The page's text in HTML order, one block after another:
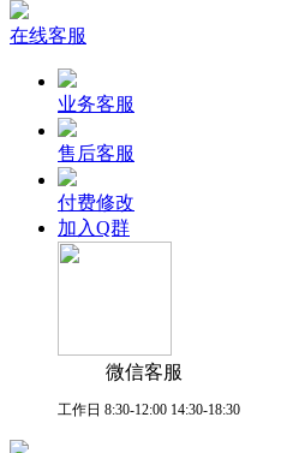
在线客服
业务客服
售后客服
付费修改
加入Q群
微信客服
工作日 8:30-12:00 14:30-18:30